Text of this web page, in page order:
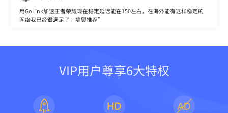
用GoLink加速王者荣耀现在稳定延迟能在150左右，在海外能有这样稳定的
网络我已经很满足了，墙裂推荐”
VIP用户尊享6大特权